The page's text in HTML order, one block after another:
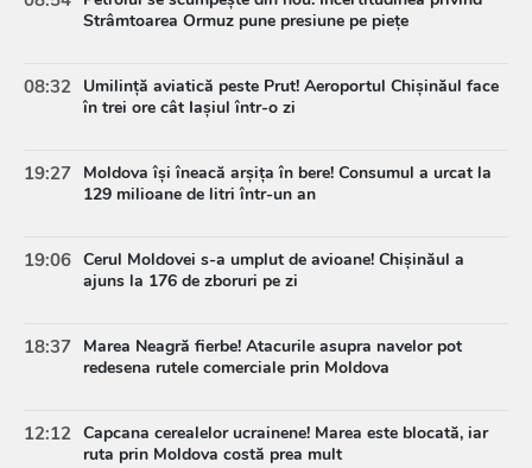
Strâmtoarea Ormuz pune presiune pe piețe
08:32 Umilință aviatică peste Prut! Aeroportul Chișinăul face
în trei ore cât Iașiul într-o zi
19:27 Moldova își îneacă arșița în bere! Consumul a urcat la
129 milioane de litri într-un an
19:06 Cerul Moldovei s-a umplut de avioane! Chișinăul a
ajuns la 176 de zboruri pe zi
18:37 Marea Neagră fierbe! Atacurile asupra navelor pot
redesena rutele comerciale prin Moldova
12:12 Capcana cerealelor ucrainene! Marea este blocată, iar
ruta prin Moldova costă prea mult